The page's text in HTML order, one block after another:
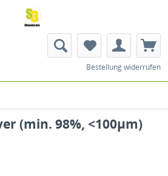
Bestellung widerrufen
(min. 98%, <100µm)